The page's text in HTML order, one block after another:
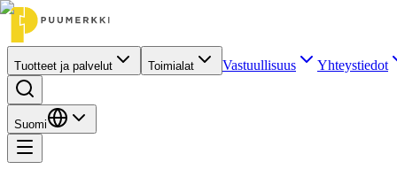
Tuotteet ja palvelut Toimialat Vastuullisuus Yhteystiedot
Suomi